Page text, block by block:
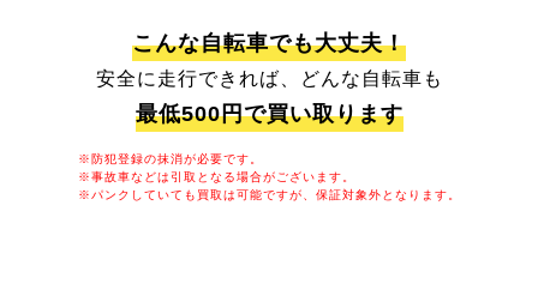
こんな自転車でも大丈夫！
安全に走行できれば、どんな自転車も
最低500円で買い取ります
※防犯登録の抹消が必要です。
※事故車などは引取となる場合がございます。
※パンクしていても買取は可能ですが、保証対象外となります。